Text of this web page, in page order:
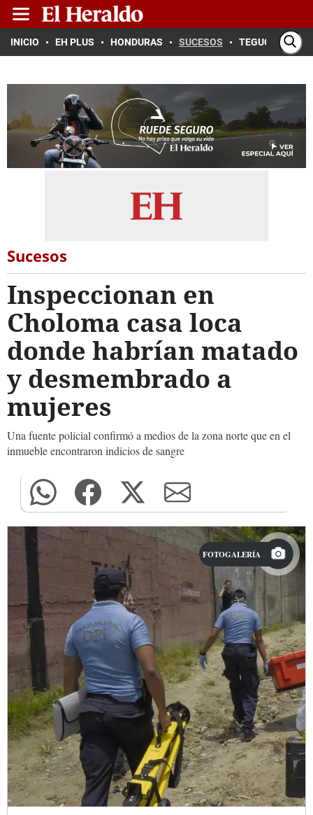
INICIO EH PLUS HONDURAS SUCESOS TEGUCIGALPA
Sucesos
Inspeccionan en
Choloma casa loca
donde habrían matado
y desmembrado a
mujeres
Una fuente policial confirmó a medios de la zona norte que en el
inmueble encontraron indicios de sangre
FOTOGALERÍA